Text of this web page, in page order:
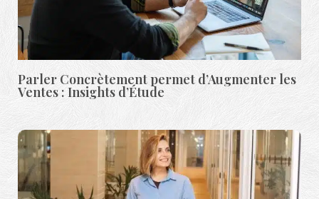
Parler Concrètement permet d’Augmenter les
Ventes : Insights d’Étude